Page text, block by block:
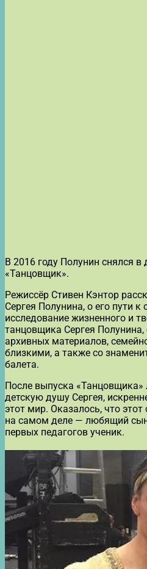
В 2016 году Полунин снялся
«Танцовщик».
Режиссёр Стивен Кэнтор
Сергея Полунина, о его пути к
исследование жизненного и
танцовщика Сергея Полунина,
архивных материалов,
близкими, а также со
балета.
После выпуска
детскую душу Сергея,
этот мир. Оказалось, что
на самом деле — любящий
первых педагогов ученик.